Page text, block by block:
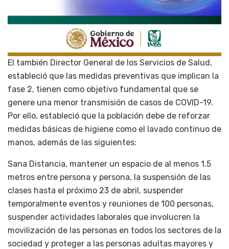
El también Director General de los Servicios de Salud,
estableció que las medidas preventivas que implican la
fase 2, tienen como objetivo fundamental que se
genere una menor transmisión de casos de COVID-19.
Por ello, estableció que la población debe de reforzar
medidas básicas de higiene como el lavado continuo de
manos, además de las siguientes:
Sana Distancia, mantener un espacio de al menos 1.5
metros entre persona y persona, la suspensión de las
clases hasta el próximo 23 de abril, suspender
temporalmente eventos y reuniones de 100 personas,
suspender actividades laborales que involucren la
movilización de las personas en todos los sectores de la
sociedad y proteger a las personas adultas mayores y